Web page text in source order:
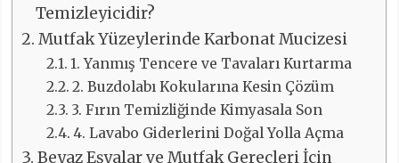
Temizleyicidir?
Mutfak Yüzeylerinde Karbonat Mucizesi
1. Yanmış Tencere ve Tavaları Kurtarma
2. Buzdolabı Kokularına Kesin Çözüm
3. Fırın Temizliğinde Kimyasala Son
4. Lavabo Giderlerini Doğal Yolla Açma
Beyaz Eşyalar ve Mutfak Gereçleri İçin